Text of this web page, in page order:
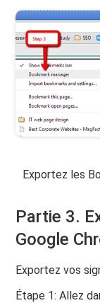
Exportez les
Partie 3.
Google
Exportez vos
Étape 1: Allez